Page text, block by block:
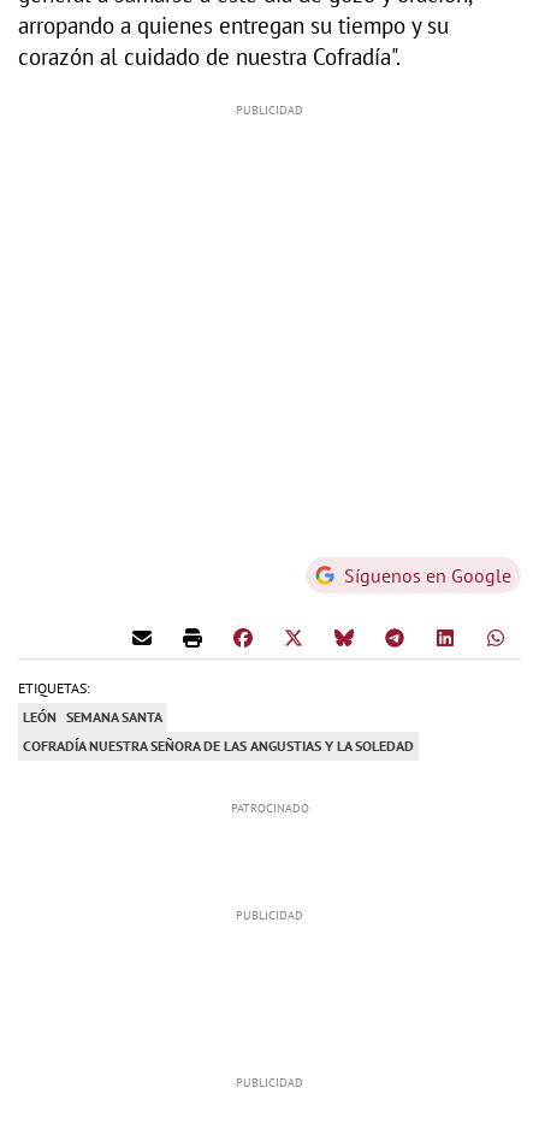
arropando a quienes entregan su tiempo y su
corazón al cuidado de nuestra Cofradía".
Síguenos en Google
ETIQUETAS:
LEÓN SEMANA SANTA
COFRADÍA NUESTRA SEÑORA DE LAS ANGUSTIAS Y LA SOLEDAD